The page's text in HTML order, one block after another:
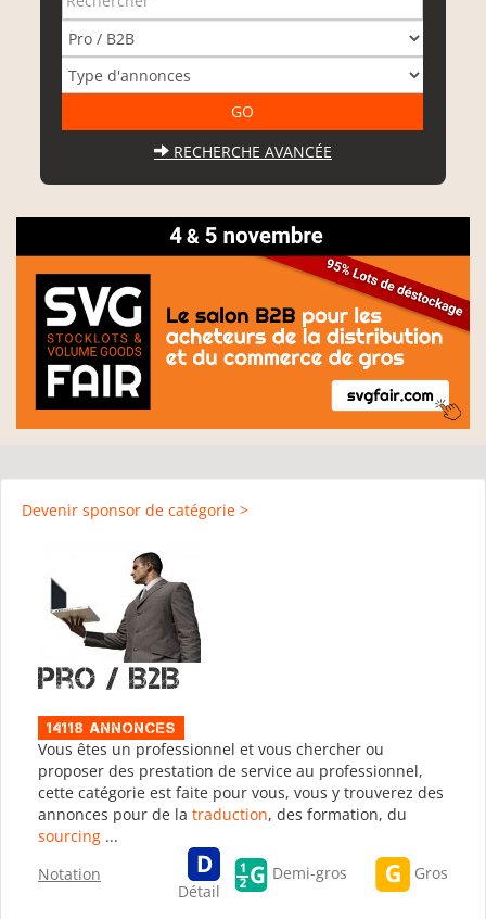
RECHERCHE AVANCÉE
Devenir sponsor de catégorie >
Pro / B2B
14118 Annonces
Vous êtes un professionnel et vous chercher ou
proposer des prestation de service au professionnel,
cette catégorie est faite pour vous, vous y trouverez des
annonces pour de la traduction, des formation, du
sourcing ...
Notation
Détail
Demi-gros Gros